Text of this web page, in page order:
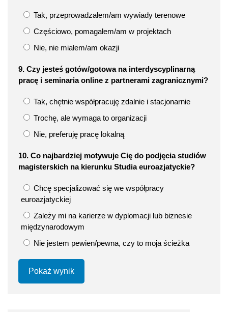
Tak, przeprowadzałem/am wywiady terenowe
Częściowo, pomagałem/am w projektach
Nie, nie miałem/am okazji
9. Czy jesteś gotów/gotowa na interdyscyplinarną
pracę i seminaria online z partnerami zagranicznymi?
Tak, chętnie współpracuję zdalnie i stacjonarnie
Trochę, ale wymaga to organizacji
Nie, preferuję pracę lokalną
10. Co najbardziej motywuje Cię do podjęcia studiów
magisterskich na kierunku Studia euroazjatyckie?
Chcę specjalizować się we współpracy
euroazjatyckiej
Zależy mi na karierze w dyplomacji lub biznesie
międzynarodowym
Nie jestem pewien/pewna, czy to moja ścieżka
Pokaż wynik